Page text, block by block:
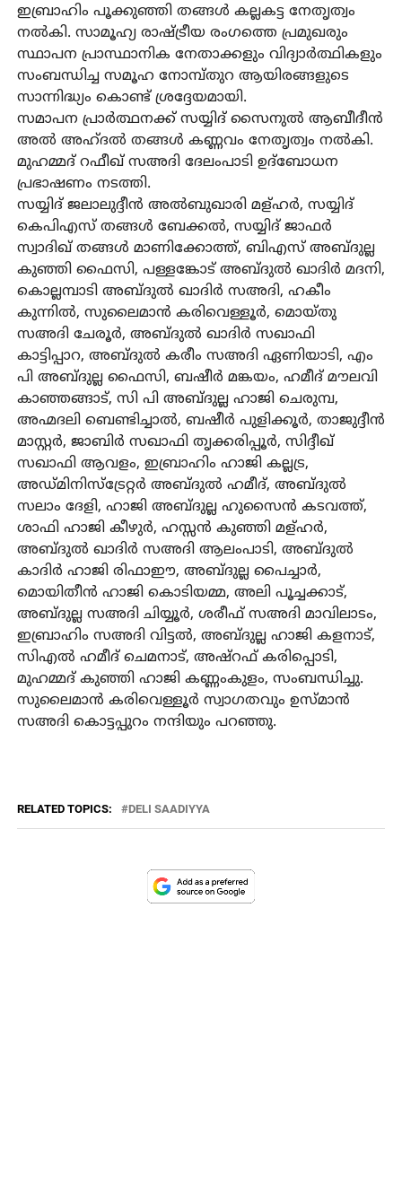
ഇബ്രാഹിം പൂക്കുഞ്ഞി തങ്ങള്‍ കല്ലകട്ട നേതൃത്വം
നല്‍കി. സാമൂഹ്യ രാഷ്ട്രീയ രംഗത്തെ പ്രമുഖരും
സ്ഥാപന പ്രാസ്ഥാനിക നേതാക്കളും വിദ്യാര്‍ത്ഥികളും
സംബന്ധിച്ച സമൂഹ നോമ്പ്തുറ ആയിരങ്ങളുടെ
സാന്നിദ്ധ്യം കൊണ്ട് ശ്രദ്ദേയമായി.
സമാപന പ്രാര്‍ത്ഥനക്ക് സയ്യിദ് സൈനുല്‍ ആബീദീന്‍
അല്‍ അഹ്ദല്‍ തങ്ങള്‍ കണ്ണവം നേതൃത്വം നല്‍കി.
മുഹമ്മദ് റഫീഖ് സഅദി ദേലംപാടി ഉദ്ബോധന
പ്രഭാഷണം നടത്തി.
സയ്യിദ് ജലാലുദ്ദീന്‍ അല്‍ബുഖാരി മള്ഹര്‍, സയ്യിദ്
കെപിഎസ് തങ്ങള്‍ ബേക്കല്‍, സയ്യിദ് ജാഫര്‍
സ്വാദിഖ് തങ്ങള്‍ മാണിക്കോത്ത്, ബിഎസ് അബ്ദുല്ല
കുഞ്ഞി ഫൈസി, പള്ളങ്കോട് അബ്ദുല്‍ ഖാദിര്‍ മദനി,
കൊല്ലമ്പാടി അബ്ദുല്‍ ഖാദിര്‍ സഅദി, ഹകീം
കുന്നില്‍, സുലൈമാന്‍ കരിവെള്ളൂര്‍, മൊയ്തു
സഅദി ചേരൂര്‍, അബ്ദുല്‍ ഖാദിര്‍ സഖാഫി
കാട്ടിപ്പാറ, അബ്ദുല്‍ കരീം സഅദി ഏണിയാടി, എം
പി അബ്ദുല്ല ഫൈസി, ബഷീര്‍ മങ്കയം, ഹമീദ് മൗലവി
കാഞ്ഞങ്ങാട്, സി പി അബ്ദുല്ല ഹാജി ചെരുമ്പ,
അഹ്മദലി ബെണ്ടിച്ചാല്‍, ബഷീര്‍ പുളിക്കൂര്‍, താജുദ്ദീന്‍
മാസ്റ്റര്‍, ജാബിര്‍ സഖാഫി തൃക്കരിപ്പൂര്‍, സിദ്ദീഖ്
സഖാഫി ആവളം, ഇബ്രാഹിം ഹാജി കല്ലട്ര,
അഡ്മിനിസ്‌ട്രേറ്റര്‍ അബ്ദുല്‍ ഹമീദ്, അബ്ദുല്‍
സലാം ദേളി, ഹാജി അബ്ദുല്ല ഹുസൈന്‍ കടവത്ത്,
ശാഫി ഹാജി കീഴുര്‍, ഹസ്സന്‍ കുഞ്ഞി മള്ഹര്‍,
അബ്ദുല്‍ ഖാദിര്‍ സഅദി ആലംപാടി, അബ്ദുല്‍
കാദിര്‍ ഹാജി രിഫാഈ, അബ്ദുല്ല പൈച്ചാര്‍,
മൊയിതീന്‍ ഹാജി കൊടിയമ്മ, അലി പൂച്ചക്കാട്,
അബ്ദുല്ല സഅദി ചിയ്യൂര്‍, ശരീഫ് സഅദി മാവിലാടം,
ഇബ്രാഹിം സഅദി വിട്ടല്‍, അബ്ദുല്ല ഹാജി കളനാട്,
സിഎല്‍ ഹമീദ് ചെമനാട്, അഷ്‌റഫ് കരിപ്പൊടി,
മുഹമ്മദ് കുഞ്ഞി ഹാജി കണ്ണംകുളം, സംബന്ധിച്ചു.
സുലൈമാന്‍ കരിവെള്ളൂര്‍ സ്വാഗതവും ഉസ്മാന്‍
സഅദി കൊട്ടപ്പുറം നന്ദിയും പറഞ്ഞു.
RELATED TOPICS: DELI SAADIYYA